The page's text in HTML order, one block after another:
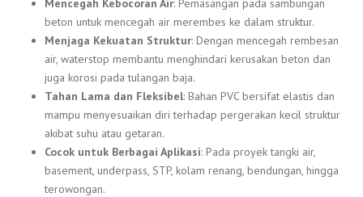
Mencegah Kebocoran Air: Pemasangan pada sambungan
beton untuk mencegah air merembes ke dalam struktur.
Menjaga Kekuatan Struktur: Dengan mencegah rembesan
air, waterstop membantu menghindari kerusakan beton dan
juga korosi pada tulangan baja.
Tahan Lama dan Fleksibel: Bahan PVC bersifat elastis dan
mampu menyesuaikan diri terhadap pergerakan kecil struktur
akibat suhu atau getaran.
Cocok untuk Berbagai Aplikasi: Pada proyek tangki air,
basement, underpass, STP, kolam renang, bendungan, hingga
terowongan.